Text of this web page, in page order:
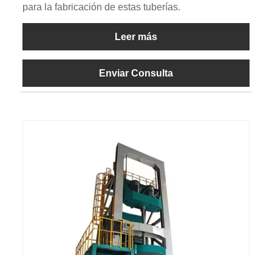
para la fabricación de estas tuberías.
Leer más
Enviar Consulta